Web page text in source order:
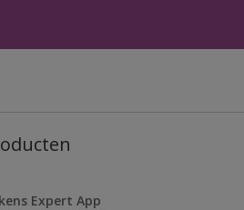
Expert App